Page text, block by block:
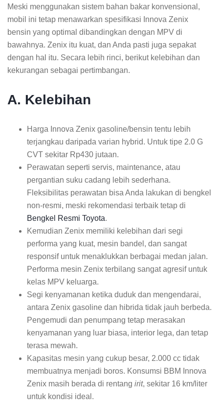
Meski menggunakan sistem bahan bakar konvensional,
mobil ini tetap menawarkan spesifikasi Innova Zenix
bensin yang optimal dibandingkan dengan MPV di
bawahnya. Zenix itu kuat, dan Anda pasti juga sepakat
dengan hal itu. Secara lebih rinci, berikut kelebihan dan
kekurangan sebagai pertimbangan.
A. Kelebihan
Harga Innova Zenix gasoline/bensin tentu lebih
terjangkau daripada varian hybrid. Untuk tipe 2.0 G
CVT sekitar Rp430 jutaan.
Perawatan seperti servis, maintenance, atau
pergantian suku cadang lebih sederhana.
Fleksibilitas perawatan bisa Anda lakukan di bengkel
non-resmi, meski rekomendasi terbaik tetap di
Bengkel Resmi Toyota.
Kemudian Zenix memiliki kelebihan dari segi
performa yang kuat, mesin bandel, dan sangat
responsif untuk menaklukkan berbagai medan jalan.
Performa mesin Zenix terbilang sangat agresif untuk
kelas MPV keluarga.
Segi kenyamanan ketika duduk dan mengendarai,
antara Zenix gasoline dan hibrida tidak jauh berbeda.
Pengemudi dan penumpang tetap merasakan
kenyamanan yang luar biasa, interior lega, dan tetap
terasa mewah.
Kapasitas mesin yang cukup besar, 2.000 cc tidak
membuatnya menjadi boros. Konsumsi BBM Innova
Zenix masih berada di rentang irit, sekitar 16 km/liter
untuk kondisi ideal.